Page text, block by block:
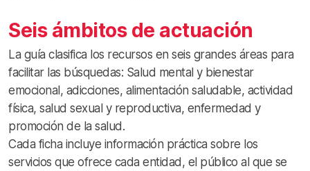
Seis ámbitos de actuación
La guía clasifica los recursos en seis grandes áreas para
facilitar las búsquedas: Salud mental y bienestar
emocional, adicciones, alimentación saludable, actividad
física, salud sexual y reproductiva, enfermedad y
promoción de la salud.
Cada ficha incluye información práctica sobre los
servicios que ofrece cada entidad, el público al que se